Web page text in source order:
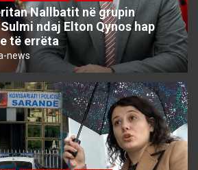
Nallbatit në grupin
ndaj Elton Qynos hap
të errëta
news